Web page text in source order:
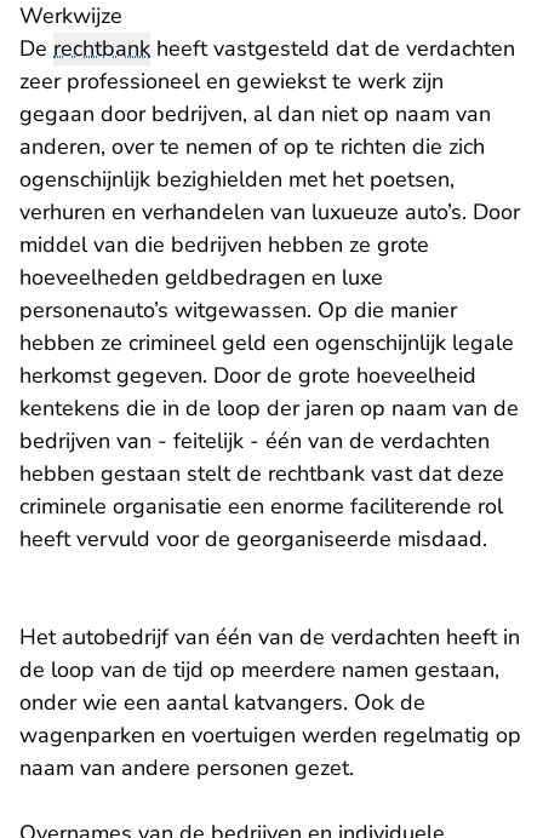
Werkwijze
De rechtbank heeft vastgesteld dat de verdachten
zeer professioneel en gewiekst te werk zijn
gegaan door bedrijven, al dan niet op naam van
anderen, over te nemen of op te richten die zich
ogenschijnlijk bezighielden met het poetsen,
verhuren en verhandelen van luxueuze auto’s. Door
middel van die bedrijven hebben ze grote
hoeveelheden geldbedragen en luxe
personenauto’s witgewassen. Op die manier
hebben ze crimineel geld een ogenschijnlijk legale
herkomst gegeven. Door de grote hoeveelheid
kentekens die in de loop der jaren op naam van de
bedrijven van - feitelijk - één van de verdachten
hebben gestaan stelt de rechtbank vast dat deze
criminele organisatie een enorme faciliterende rol
heeft vervuld voor de georganiseerde misdaad.
Het autobedrijf van één van de verdachten heeft in
de loop van de tijd op meerdere namen gestaan,
onder wie een aantal katvangers. Ook de
wagenparken en voertuigen werden regelmatig op
naam van andere personen gezet.